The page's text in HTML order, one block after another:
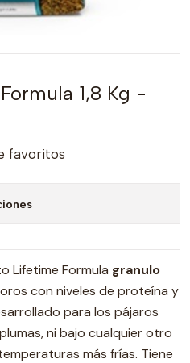
1,8 Kg -
favoritos
Lifetime Formula granulo
con niveles de proteína y
para los pájaros
ni bajo cualquier otro
más frías. Tiene